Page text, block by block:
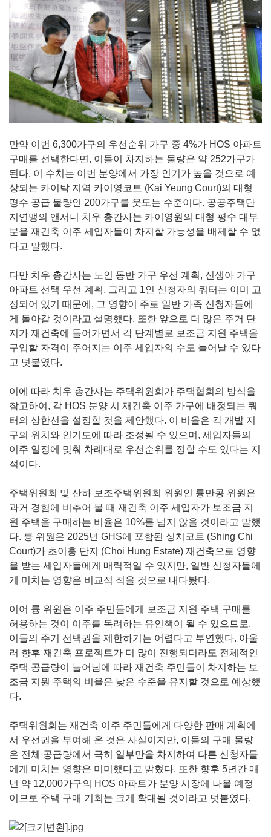
만약 이번 6,300가구의 우선순위 가구 중 4%가 HOS 아파트
구매를 선택한다면, 이들이 차지하는 물량은 약 252가구가
된다. 이 수치는 이번 분양에서 가장 인기가 높을 것으로 예
상되는 카이탁 지역 카이영코트 (Kai Yeung Court)의 대형
평수 공급 물량인 200가구를 웃도는 수준이다. 공공주택단
지연맹의 앤서니 치우 총간사는 카이영원의 대형 평수 대부
분을 재건축 이주 세입자들이 차지할 가능성을 배제할 수 없
다고 말했다.
다만 치우 총간사는 노인 동반 가구 우선 계획, 신생아 가구
아파트 선택 우선 계획, 그리고 1인 신청자의 쿼터는 이미 고
정되어 있기 때문에, 그 영향이 주로 일반 가족 신청자들에
게 돌아갈 것이라고 설명했다. 또한 앞으로 더 많은 주거 단
지가 재건축에 들어가면서 각 단계별로 보조금 지원 주택을
구입할 자격이 주어지는 이주 세입자의 수도 늘어날 수 있다
고 덧붙였다.
이에 따라 치우 총간사는 주택위원회가 주택협회의 방식을
참고하여, 각 HOS 분양 시 재건축 이주 가구에 배정되는 쿼
터의 상한선을 설정할 것을 제안했다. 이 비율은 각 개발 지
구의 위치와 인기도에 따라 조정될 수 있으며, 세입자들의
이주 일정에 맞춰 차례대로 우선순위를 정할 수도 있다는 지
적이다.
주택위원회 및 산하 보조주택위원회 위원인 륭만콩 위원은
과거 경험에 비추어 볼 때 재건축 이주 세입자가 보조금 지
원 주택을 구매하는 비율은 10%를 넘지 않을 것이라고 말했
다. 륭 위원은 2025년 GHS에 포함된 싱치코트 (Shing Chi
Court)가 초이훙 단지 (Choi Hung Estate) 재건축으로 영향
을 받는 세입자들에게 매력적일 수 있지만, 일반 신청자들에
게 미치는 영향은 비교적 적을 것으로 내다봤다.
이어 륭 위원은 이주 주민들에게 보조금 지원 주택 구매를
허용하는 것이 이주를 독려하는 유인책이 될 수 있으므로,
이들의 주거 선택권을 제한하기는 어렵다고 부연했다. 아울
러 향후 재건축 프로젝트가 더 많이 진행되더라도 전체적인
주택 공급량이 늘어남에 따라 재건축 주민들이 차지하는 보
조금 지원 주택의 비율은 낮은 수준을 유지할 것으로 예상했
다.
주택위원회는 재건축 이주 주민들에게 다양한 판매 계획에
서 우선권을 부여해 온 것은 사실이지만, 이들의 구매 물량
은 전체 공급량에서 극히 일부만을 차지하여 다른 신청자들
에게 미치는 영향은 미미했다고 밝혔다. 또한 향후 5년간 매
년 약 12,000가구의 HOS 아파트가 분양 시장에 나올 예정
이므로 주택 구매 기회는 크게 확대될 것이라고 덧붙였다.